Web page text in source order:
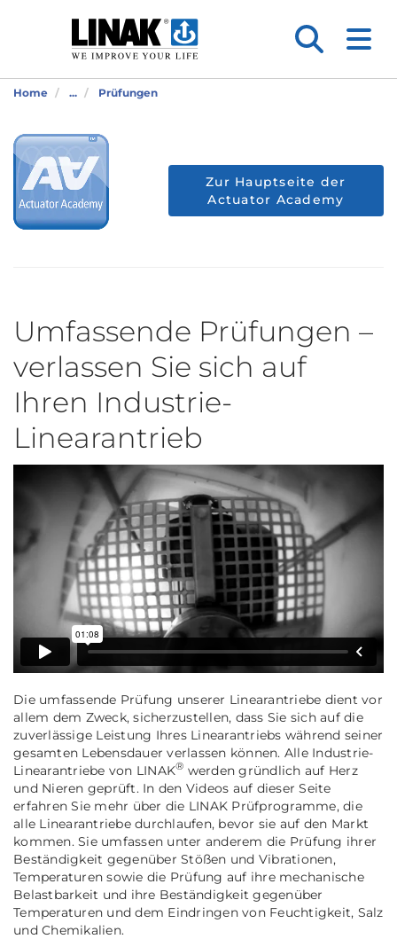
Home ... Prüfungen
Zur Hauptseite der
Actuator Academy
Umfassende Prüfungen –
verlassen Sie sich auf
Ihren Industrie-
Linearantrieb
Die umfassende Prüfung unserer Linearantriebe dient vor
allem dem Zweck, sicherzustellen, dass Sie sich auf die
zuverlässige Leistung Ihres Linearantriebs während seiner
gesamten Lebensdauer verlassen können. Alle Industrie-
Linearantriebe von LINAK® werden gründlich auf Herz
und Nieren geprüft. In den Videos auf dieser Seite
erfahren Sie mehr über die LINAK Prüfprogramme, die
alle Linearantriebe durchlaufen, bevor sie auf den Markt
kommen. Sie umfassen unter anderem die Prüfung ihrer
Beständigkeit gegenüber Stößen und Vibrationen,
Temperaturen sowie die Prüfung auf ihre mechanische
Belastbarkeit und ihre Beständigkeit gegenüber
Temperaturen und dem Eindringen von Feuchtigkeit, Salz
und Chemikalien.